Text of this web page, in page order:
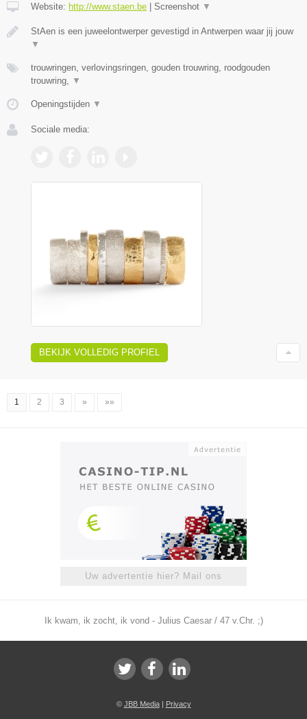
Website: http://www.staen.be | Screenshot ▼
StAen is een juweelontwerper gevestigd in Antwerpen waar jij jouw
▼
trouwringen, verlovingsringen, gouden trouwring, roodgouden
trouwring,
▼
Openingstijden ▼
Sociale media:
BEKIJK VOLLEDIG PROFIEL
1 2 3 » »»
Uw advertentie hier? Mail ons
Ik kwam, ik zocht, ik vond - Julius Caesar / 47 v.Chr. ;)
© JBB Media| Privacy